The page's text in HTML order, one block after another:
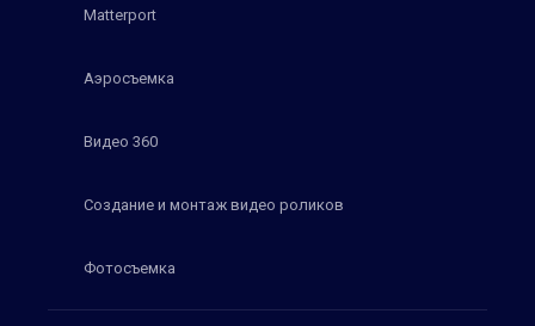
Matterport
Аэросъемка
Видео 360
Создание и монтаж видео роликов
Фотосъемка